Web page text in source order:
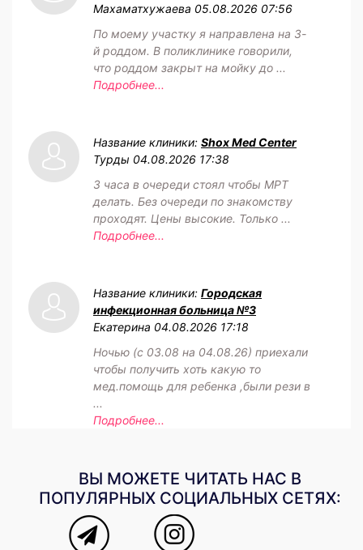
Махаматхужаева 05.08.2026 07:56
По моему участку я направлена на 3-
й роддом. В поликлинике говорили,
что роддом закрыт на мойку до ...
Подробнее...
Название клиники: Shox Med Center
Турды 04.08.2026 17:38
3 часа в очереди стоял чтобы МРТ
делать. Без очереди по знакомству
проходят. Цены высокие. Только ...
Подробнее...
Название клиники: Городская
инфекционная больница №3
Екатерина 04.08.2026 17:18
Ночью (с 03.08 на 04.08.26) приехали
чтобы получить хоть какую то
мед.помощь для ребенка ,были рези в
...
Подробнее...
ВЫ МОЖЕТЕ ЧИТАТЬ НАС В
ПОПУЛЯРНЫХ СОЦИАЛЬНЫХ СЕТЯХ: